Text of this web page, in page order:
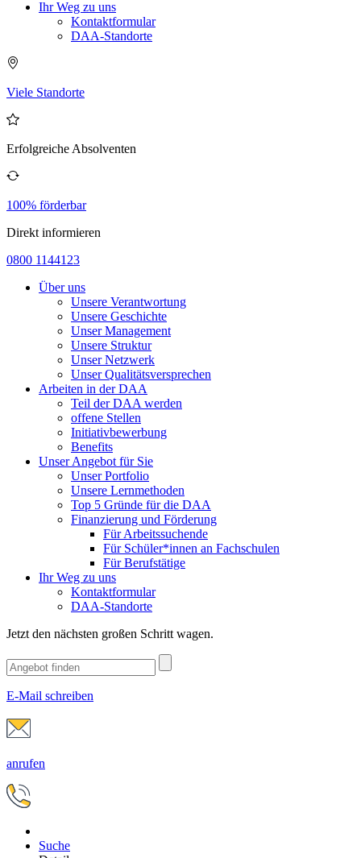
Ihr Weg zu uns
Kontaktformular
DAA-Standorte
Viele Standorte
Erfolgreiche Absolventen
100% förderbar
Direkt informieren
0800 1144123
Über uns
Unsere Verantwortung
Unsere Geschichte
Unser Management
Unsere Struktur
Unser Netzwerk
Unser Qualitätsversprechen
Arbeiten in der DAA
Teil der DAA werden
offene Stellen
Initiativbewerbung
Benefits
Unser Angebot für Sie
Unser Portfolio
Unsere Lernmethoden
Top 5 Gründe für die DAA
Finanzierung und Förderung
Für Arbeitssuchende
Für Schüler*innen an Fachschulen
Für Berufstätige
Ihr Weg zu uns
Kontaktformular
DAA-Standorte
Jetzt den nächsten großen Schritt wagen.
E-Mail schreiben
anrufen
Suche